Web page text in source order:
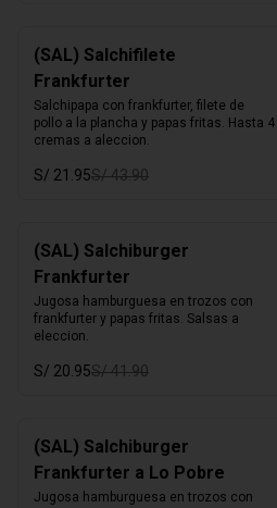
(SAL) Salchifilete
Frankfurter
Salchipapa con frankfurter, filete de
pollo a la plancha y papas fritas. Hasta 4
cremas a aleccion.
S/ 21.95S/ 43.90
(SAL) Salchiburger
Frankfurter
Jugosa hamburguesa en trozos con
frankfurter y papas fritas. Salsas a
eleccion.
S/ 20.95S/ 41.90
(SAL) Salchiburger
Frankfurter a Lo Pobre
Jugosa hamburguesa en trozos con